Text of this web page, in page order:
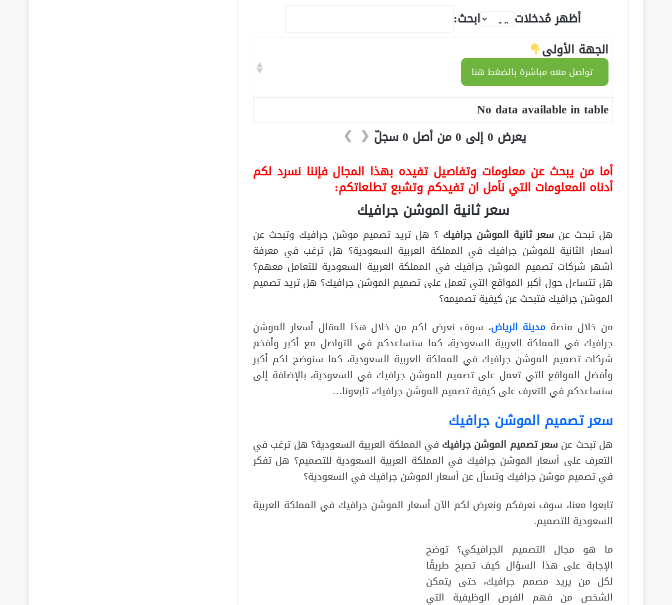
أظهر مُدخلات
ابحث:
الجهة الأولى
تواصل معه مباشرة بالضغط هنا
No data available in table
يعرض 0 إلى 0 من أصل 0 سجلّ
❮
❯
أما من يبحث عن معلومات وتفاصيل تفيده بهذا المجال فإننا نسرد لكم
أدناه المعلومات التي نأمل ان تفيدكم وتشبع تطلعاتكم:
سعر ثانية الموشن جرافيك
هل تبحث عن سعر ثانية الموشن جرافيك ؟ هل تريد تصميم موشن جرافيك وتبحث عن
أسعار الثانية للموشن جرافيك في المملكة العربية السعودية؟ هل ترغب في معرفة
أشهر شركات تصميم الموشن جرافيك في المملكة العربية السعودية للتعامل معهم؟
هل تتساءل حول أكبر المواقع التي تعمل على تصميم الموشن جرافيك؟ هل تريد تصميم
الموشن جرافيك فتبحث عن كيفية تصميمه؟
من خلال منصة مدينة الرياض، سوف نعرض لكم من خلال هذا المقال أسعار الموشن
جرافيك في المملكة العربية السعودية، كما سنساعدكم في التواصل مع أكبر وأفخم
شركات تصميم الموشن جرافيك في المملكة العربية السعودية، كما سنوضح لكم أكبر
وأفضل المواقع التي تعمل على تصميم الموشن جرافيك في السعودية، بالإضافة إلى
سنساعدكم في التعرف على كيفية تصميم الموشن جرافيك، تابعونا…
سعر تصميم الموشن جرافيك
هل تبحث عن سعر تصميم الموشن جرافيك في المملكة العربية السعودية؟ هل ترغب في
التعرف على أسعار الموشن جرافيك في المملكة العربية السعودية للتصميم؟ هل تفكر
في تصميم موشن جرافيك وتسأل عن أسعار الموشن جرافيك في السعودية؟
تابعوا معنا، سوف نعرفكم ونعرض لكم الآن أسعار الموشن جرافيك في المملكة العربية
السعودية للتصميم.
ما هو مجال التصميم الجرافيكي؟ توضح
الإجابة على هذا السؤال كيف تصبح طريقًا
لكل من يريد مصمم جرافيك، حتى يتمكن
الشخص من فهم الفرص الوظيفية التي